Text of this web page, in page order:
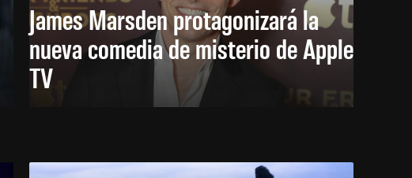
James Marsden protagonizará la
nueva comedia de misterio de Apple
TV